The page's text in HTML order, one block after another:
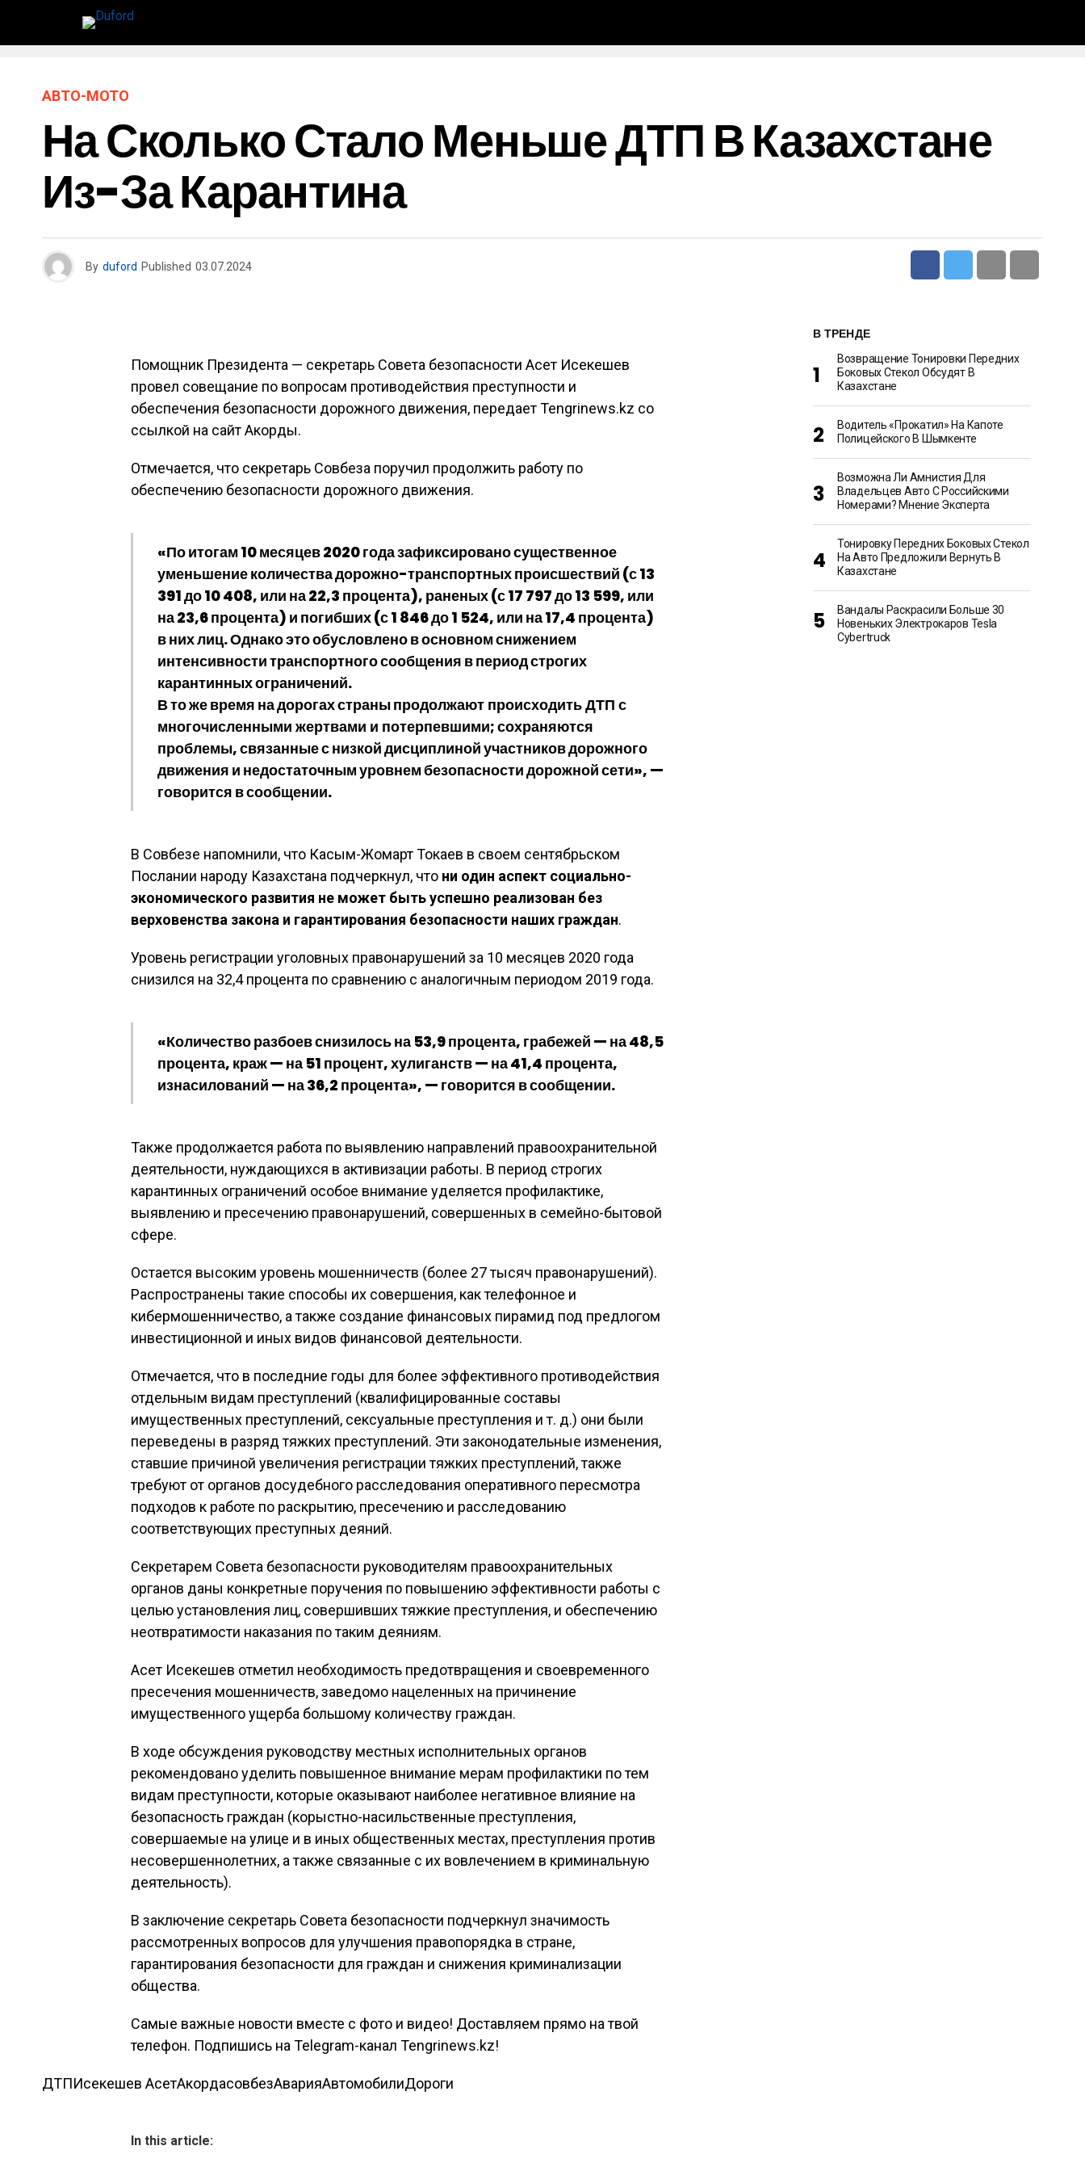
АВТО-МОТО
На Сколько Стало Меньше ДТП В Казахстане
Из-За Карантина
By duford Published 03.07.2024
Помощник Президента — секретарь Совета безопасности Асет Исекешев
провел совещание по вопросам противодействия преступности и
обеспечения безопасности дорожного движения, передает Tengrinews.kz со
ссылкой на сайт Акорды.
Отмечается, что секретарь Совбеза поручил продолжить работу по
обеспечению безопасности дорожного движения.
«По итогам 10 месяцев 2020 года зафиксировано существенное
уменьшение количества дорожно-транспортных происшествий (с 13
391 до 10 408, или на 22,3 процента), раненых (с 17 797 до 13 599, или
на 23,6 процента) и погибших (с 1 846 до 1 524, или на 17,4 процента)
в них лиц. Однако это обусловлено в основном снижением
интенсивности транспортного сообщения в период строгих
карантинных ограничений.
В то же время на дорогах страныпродолжают происходить ДТП с
многочисленными жертвами и потерпевшими; сохраняются
проблемы, связанные с низкой дисциплиной участников дорожного
движения и недостаточным уровнем безопасности дорожной сети», —
говорится в сообщении.
В Совбезе напомнили, что Касым-Жомарт Токаев в своем сентябрьском
Послании народу Казахстана подчеркнул, что ни один аспект социально-
экономического развития не может быть успешно реализован без
верховенства закона и гарантирования безопасности наших граждан.
Уровень регистрации уголовных правонарушений за 10 месяцев 2020 года
снизился на 32,4 процента по сравнению с аналогичным периодом 2019 года.
«Количество разбоев снизилось на 53,9 процента, грабежей — на 48,5
процента, краж — на 51 процент, хулиганств — на 41,4 процента,
изнасилований — на 36,2 процента», — говорится в сообщении.
Также продолжается работа по выявлению направлений правоохранительной
деятельности, нуждающихся в активизации работы. В период строгих
карантинных ограничений особое внимание уделяется профилактике,
выявлению и пресечению правонарушений, совершенных в семейно-бытовой
сфере.
Остается высоким уровень мошенничеств (более 27 тысяч правонарушений).
Распространены такие способы их совершения, как телефонное и
кибермошенничество, а также создание финансовых пирамид под предлогом
инвестиционной и иных видов финансовой деятельности.
Отмечается, что в последние годы для более эффективного противодействия
отдельным видам преступлений (квалифицированные составы
имущественных преступлений, сексуальные преступления и т. д.) они были
переведены в разряд тяжких преступлений. Эти законодательные изменения,
ставшие причиной увеличения регистрации тяжких преступлений, также
требуют от органов досудебного расследования оперативного пересмотра
подходов к работе по раскрытию, пресечению и расследованию
соответствующих преступных деяний.
Секретарем Совета безопасности руководителям правоохранительных
органов даны конкретные поручения по повышению эффективности работы с
целью установления лиц, совершивших тяжкие преступления, и обеспечению
неотвратимости наказания по таким деяниям.
Асет Исекешев отметил необходимость предотвращения и своевременного
пресечения мошенничеств, заведомо нацеленных на причинение
имущественного ущерба большому количеству граждан.
В ходе обсуждения руководству местных исполнительных органов
рекомендовано уделить повышенное внимание мерам профилактики по тем
видам преступности, которые оказывают наиболее негативное влияние на
безопасность граждан (корыстно-насильственные преступления,
совершаемые на улице и в иных общественных местах, преступления против
несовершеннолетних, а также связанные с их вовлечением в криминальную
деятельность).
В заключение секретарь Совета безопасности подчеркнул значимость
рассмотренных вопросов для улучшения правопорядка в стране,
гарантирования безопасности для граждан и снижения криминализации
общества.
Самые важные новости вместе с фото и видео! Доставляем прямо на твой
телефон. Подпишись на Telegram-канал Tengrinews.kz!
ДТПИсекешев АсетАкордасовбезАварияАвтомобилиДороги
In this article:
В ТРЕНДЕ
Возвращение Тонировки Передних
Боковых Стекол Обсудят В
Казахстане
Водитель «прокатил» На Капоте
Полицейского В Шымкенте
Возможна Ли Амнистия Для
Владельцев Авто С Российскими
Номерами? Мнение Эксперта
Тонировку Передних Боковых Стекол
На Авто Предложили Вернуть В
Казахстане
Вандалы Раскрасили Больше 30
Новеньких Электрокаров Tesla
Cybertruck